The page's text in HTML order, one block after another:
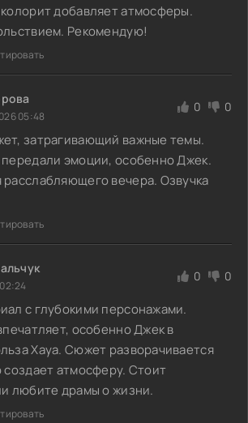
добавляет атмосферы.
Рекомендую!
05:48
0 0
затрагивающий важные темы.
эмоции, особенно Джек.
вечера. Озвучка
0 0
с глубокими персонажами.
особенно Джек в
Хауа. Сюжет разворачивается
создает атмосферу. Стоит
любите драмы о жизни.